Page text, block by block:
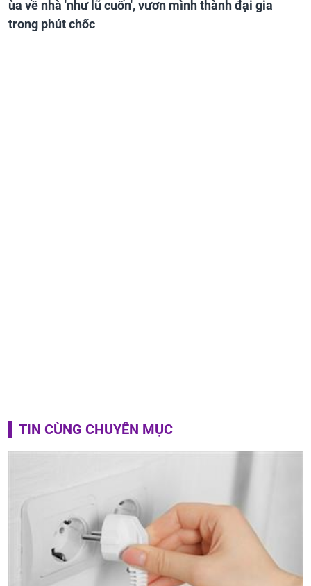
ùa về nhà 'như lũ cuốn', vươn mình thành đại gia
trong phút chốc
TIN CÙNG CHUYÊN MỤC